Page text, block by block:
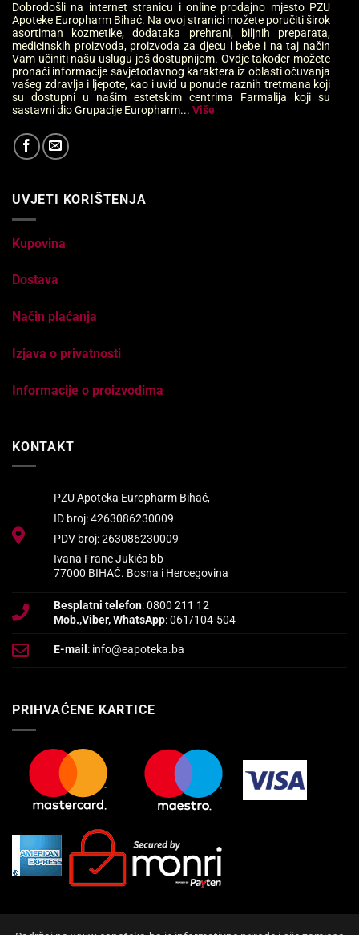
Dobrodošli na internet stranicu i online prodajno mjesto PZU
Apoteke Europharm Bihać. Na ovoj stranici možete poručiti širok
asortiman kozmetike, dodataka prehrani, biljnih preparata,
medicinskih proizvoda, proizvoda za djecu i bebe i na taj način
Vam učiniti našu uslugu još dostupnijom. Ovdje također možete
pronaći informacije savjetodavnog karaktera iz oblasti očuvanja
vašeg zdravlja i ljepote, kao i uvid u ponude raznih tretmana koji
su dostupni u našim estetskim centrima Farmalija koji su
sastavni dio Grupacije Europharm... Više
UVJETI KORIŠTENJA
Kupovina
Dostava
Način plaćanja
Izjava o privatnosti
Informacije o proizvodima
KONTAKT
PZU Apoteka Europharm Bihać,
ID broj: 4263086230009
PDV broj: 263086230009
Ivana Frane Jukića bb
77000 BIHAĆ. Bosna i Hercegovina
Besplatni telefon: 0800 211 12
Mob.,Viber, WhatsApp: 061/104-504
E-mail : info@eapoteka.ba
PRIHVAĆENE KARTICE